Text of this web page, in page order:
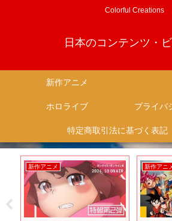
Colorful Creations
日本のコンテンツ・
新作アニメ
ホロライブ
新作アニメ 新作アニ